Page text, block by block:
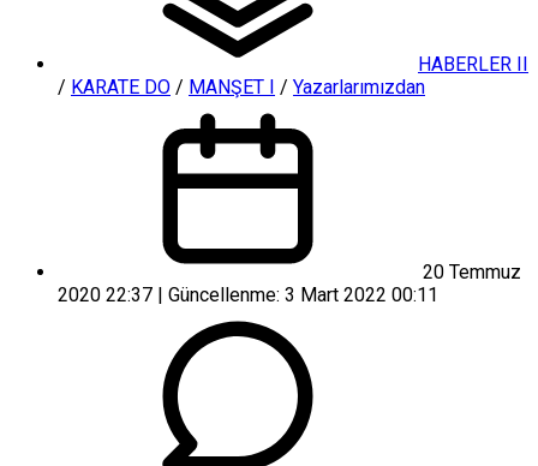
HABERLER II
/ KARATE DO / MANŞET I / Yazarlarımızdan
20 Temmuz
2020 22:37 | Güncellenme: 3 Mart 2022 00:11